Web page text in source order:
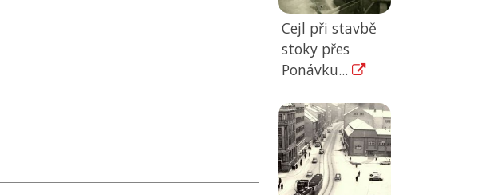
Cejl při stavbě
stoky přes
Ponávku...